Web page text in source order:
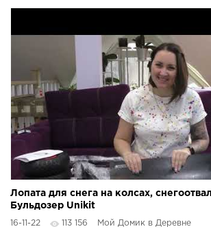
Лопата для снега на колсах, снегоотвал
Бульдозер Unikit
16-11-22 113 156 Мой Домик в Деревне